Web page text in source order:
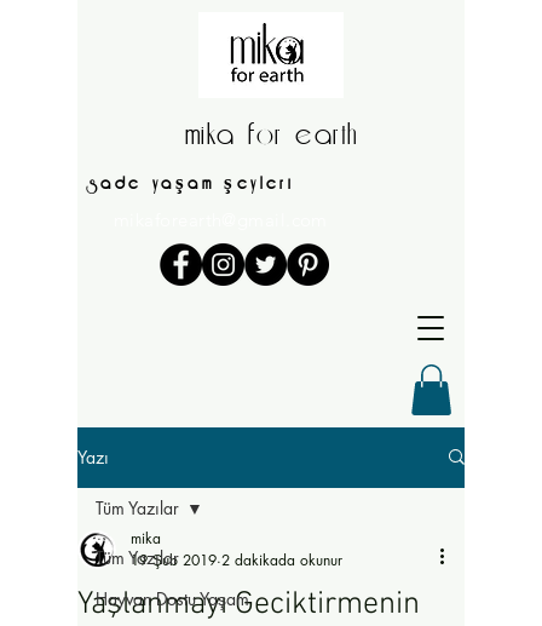
mika for earth
sade yaşam şeyleri
Yazı
Tüm Yazılar
Hayvan Dostu Yaşam
Tüm Yazılar
Yaşlanmayı Geciktirmenin
mika
19 Şub 2019 2 dakikada okunur